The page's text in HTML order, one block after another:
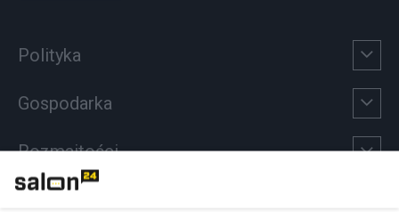
Polityka
Gospodarka
Rozmaitości